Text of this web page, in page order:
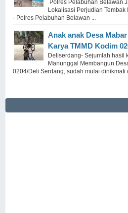
Polres Pelabuhan Belawan
Lokalisasi Perjudian Tembak
- Polres Pelabuhan Belawan ...
Anak anak Desa
Karya TMMD Kodim
Deliserdang- Sejumlah hasil
Manunggal Membangun
0204/Deli Serdang, sudah mulai dinikmati